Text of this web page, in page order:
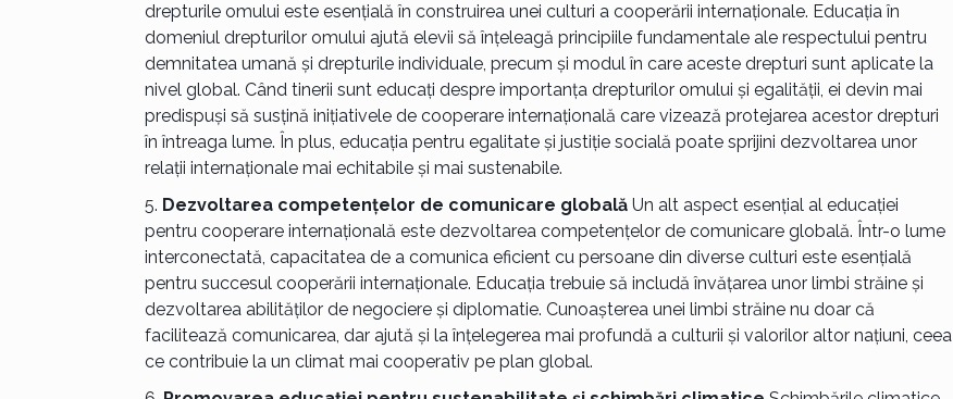
drepturile omului este esențială în construirea unei culturi a cooperării internaționale. Educația în
domeniul drepturilor omului ajută elevii să înțeleagă principiile fundamentale ale respectului pentru
demnitatea umană și drepturile individuale, precum și modul în care aceste drepturi sunt aplicate la
nivel global. Când tinerii sunt educați despre importanța drepturilor omului și egalității, ei devin mai
predispuși să susțină inițiativele de cooperare internațională care vizează protejarea acestor drepturi
în întreaga lume. În plus, educația pentru egalitate și justiție socială poate sprijini dezvoltarea unor
relații internaționale mai echitabile și mai sustenabile.
Dezvoltarea competențelor de comunicare globalăUn alt aspect esențial al educației
pentru cooperare internațională este dezvoltarea competențelor de comunicare globală. Într-o lume
interconectată, capacitatea de a comunica eficient cu persoane din diverse culturi este esențială
pentru succesul cooperării internaționale. Educația trebuie să includă învățarea unor limbi străine și
dezvoltarea abilităților de negociere și diplomatie. Cunoașterea unei limbi străine nu doar că
facilitează comunicarea, dar ajută și la înțelegerea mai profundă a culturii și valorilor altor națiuni, ceea
ce contribuie la un climat mai cooperativ pe plan global.